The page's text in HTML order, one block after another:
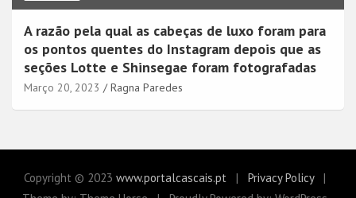
A razão pela qual as cabeças de luxo foram para
os pontos quentes do Instagram depois que as
seções Lotte e Shinsegae foram fotografadas
Março 20, 2023 Ragna Paredes
Copyright © 2023 www.portalcascais.pt
Privacy Policy